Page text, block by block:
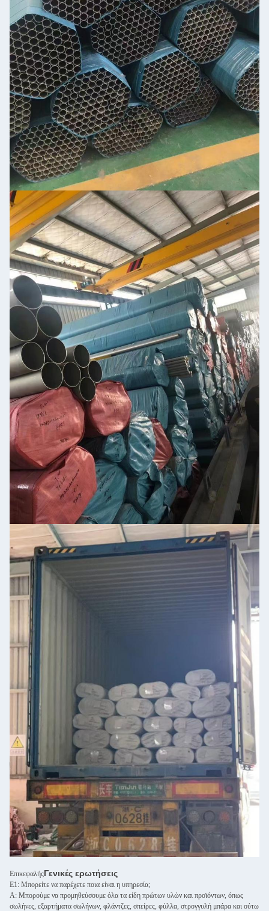
ΕπικεφαλήςΓενικές ερωτήσεις
Ε1: Μπορείτε να παρέχετε ποια είναι η υπηρεσία;
Α: Μπορούμε να προμηθεύσουμε όλα τα είδη πρώτων υλών και προϊόντων, όπως
σωλήνες, εξαρτήματα σωλήνων, φλάντζες, σπείρες, φύλλα, στρογγυλή μπάρα και ούτω